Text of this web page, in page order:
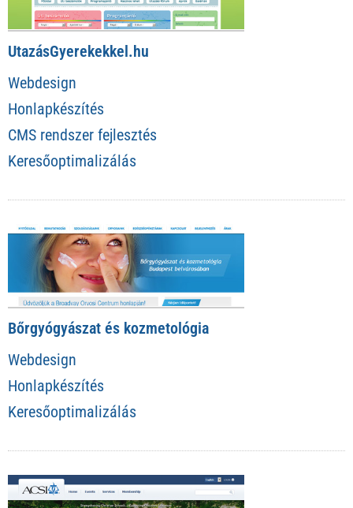
UtazásGyerekekkel.hu
Webdesign
Honlapkészítés
CMS rendszer fejlesztés
Keresőoptimalizálás
Bőrgyógyászat és kozmetológia
Webdesign
Honlapkészítés
Keresőoptimalizálás